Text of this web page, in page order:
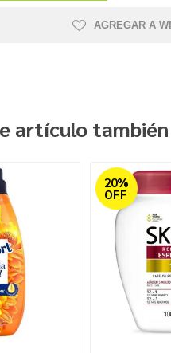
AGREGAR A
artículo
20%
OFF